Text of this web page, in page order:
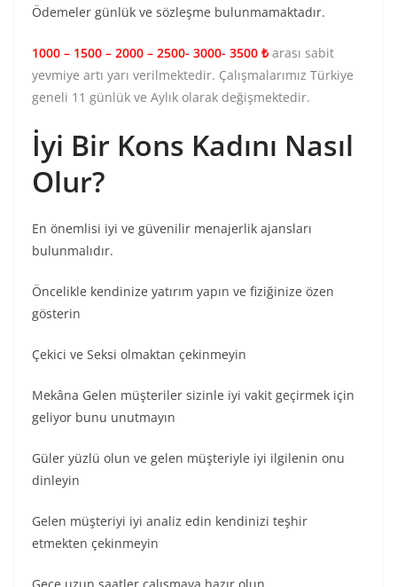
Ödemeler günlük ve sözleşme bulunmamaktadır.
1000 – 1500 – 2000 – 2500- 3000- 3500 ₺ arası sabit
yevmiye artı yarı verilmektedir. Çalışmalarımız Türkiye
geneli 11 günlük ve Aylık olarak değişmektedir.
İyi Bir Kons Kadını Nasıl
Olur?
En önemlisi iyi ve güvenilir menajerlik ajansları
bulunmalıdır.
Öncelikle kendinize yatırım yapın ve fiziğinize özen
gösterin
Çekici ve Seksi olmaktan çekinmeyin
Mekâna Gelen müşteriler sizinle iyi vakit geçirmek için
geliyor bunu unutmayın
Güler yüzlü olun ve gelen müşteriyle iyi ilgilenin onu
dinleyin
Gelen müşteriyi iyi analiz edin kendinizi teşhir
etmekten çekinmeyin
Gece uzun saatler çalışmaya hazır olun